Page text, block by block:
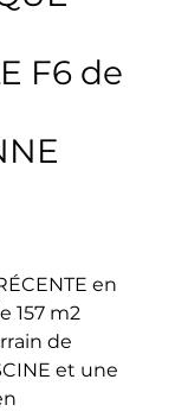
F6 de
en
157 m2
de
et une